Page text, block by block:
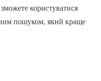
користуватися
пошуком, який краще